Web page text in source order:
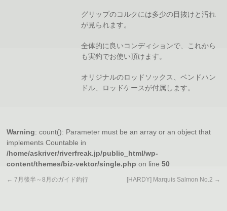
グリップのコルクには多少の目抜けと汚れ
が見られます。
全体的に良いコンディションで、これから
も実釣でお使い頂けます。
オリジナルのロッドソックス、ベンドハン
ドル、ロッドケースが付属します。
Warning: count(): Parameter must be an array or an object that
implements Countable in
/home/askriver/riverfreak.jp/public_html/wp-
content/themes/biz-vektor/single.php on line50
← 7月後半～8月のガイド釣行 [HARDY] Marquis Salmon No.2 →